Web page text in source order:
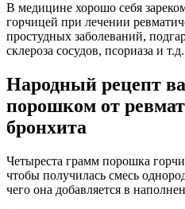
В медицине хорошо себя
горчицей при лечении
простудных заболеваний,
склероза сосудов, псориаза и т.д.
Народный рецепт
порошком от
бронхита
Четыреста грамм порошка
чтобы получилась смесь
чего она добавляется в